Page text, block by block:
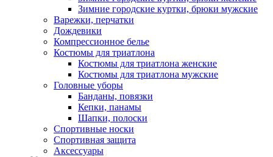
Зимние городские куртки, брюки мужские
Варежки, перчатки
Дождевики
Компрессионное белье
Костюмы для триатлона
Костюмы для триатлона женские
Костюмы для триатлона мужские
Головные уборы
Банданы, повязки
Кепки, панамы
Шапки, полоски
Спортивные носки
Спортивная защита
Аксессуары